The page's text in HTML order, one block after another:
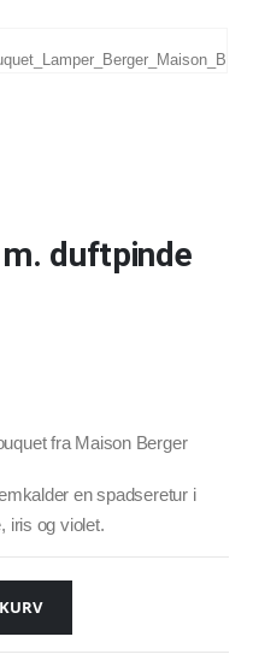
duftpinde
fra Maison Berger
en spadseretur i
iris og violet.